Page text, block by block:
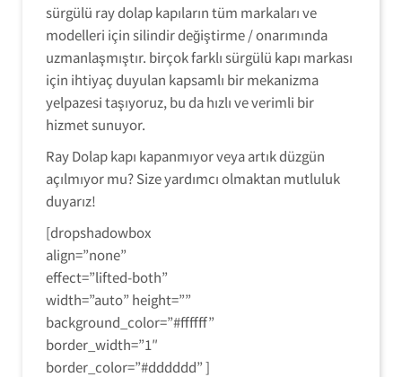
sürgülü ray dolap kapıların tüm markaları ve
modelleri için silindir değiştirme / onarımında
uzmanlaşmıştır. birçok farklı sürgülü kapı markası
için ihtiyaç duyulan kapsamlı bir mekanizma
yelpazesi taşıyoruz, bu da hızlı ve verimli bir
hizmet sunuyor.
Ray Dolap kapı kapanmıyor veya artık düzgün
açılmıyor mu? Size yardımcı olmaktan mutluluk
duyarız!
[dropshadowbox
align=”none”
effect=”lifted-both”
width=”auto” height=””
background_color=”#ffffff”
border_width=”1″
border_color=”#dddddd” ]